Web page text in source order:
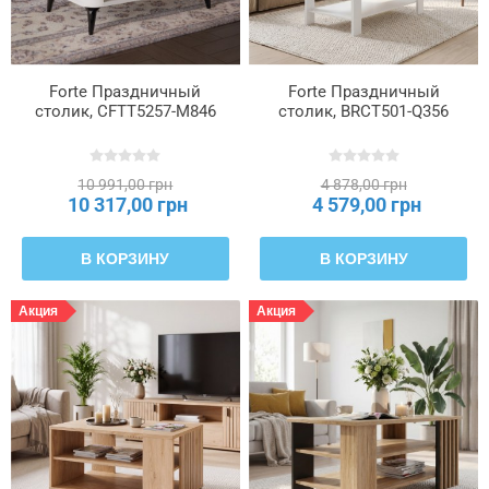
Тип
используемой
плиты
—
верхний
венец
Тип
используемой
плиты
—
перегородки
Тип
направляющей
Тип
Forte Праздничный
столик, CFTT5257-M846
10 991,00 грн
10 317,00 грн
В КОРЗИНУ
Forte Праздничный
столик, BRCT501-Q356
4 878,00 грн
4 579,00 грн
В КОРЗИНУ
Акция Акция